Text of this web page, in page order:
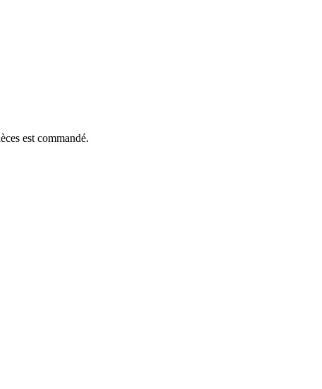
est commandé.